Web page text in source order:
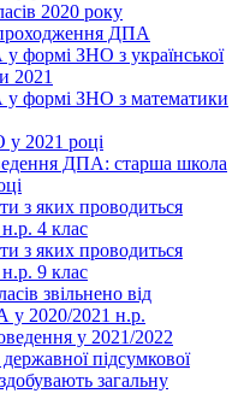
2020 року
проходження ДПА
формі ЗНО з української
2021
формі ЗНО з математики
2021 році
ДПА: старша школа
з яких проводиться
4 клас
з яких проводиться
9 клас
звільнено від
у 2020/2021 н.р.
у 2021/2022
підсумкової
здобувають загальну